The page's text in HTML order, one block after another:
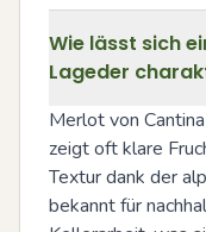
Wie lässt sich
Lageder
Merlot von
zeigt oft klare
Textur dank der
bekannt für